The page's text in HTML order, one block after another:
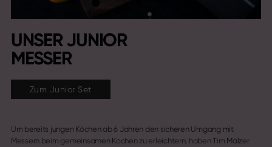
UNSER JUNIOR
MESSER
Zum Junior Set
Um bereits jungen Köchen ab 6 Jahren den sicheren Umgang mit
Messern beim gemeinsamen Kochen zu erleichtern, haben Tim Mälzer